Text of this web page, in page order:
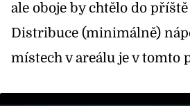
ale oboje by chtělo do
Distribuce (minimálně)
místech v areálu je v tomto